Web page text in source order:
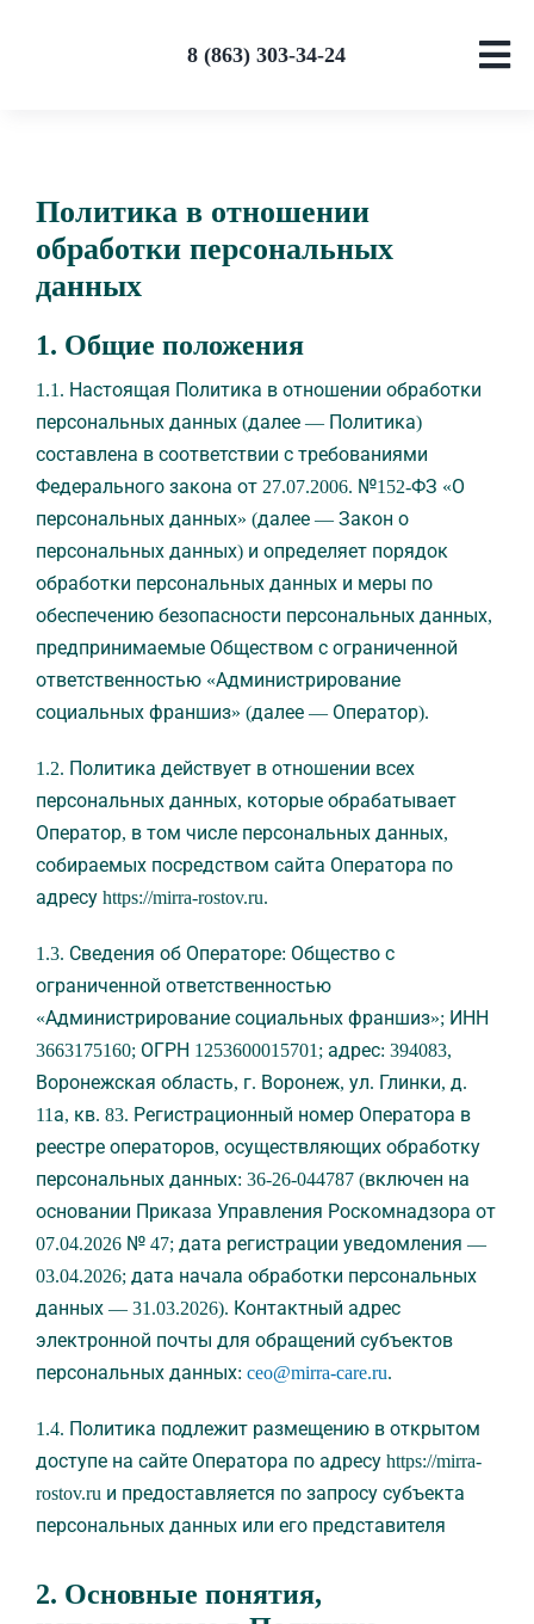
8 (863) 303-34-24
Политика в отношении
обработки персональных
данных
1. Общие положения
1.1. Настоящая Политика в отношении обработки
персональных данных (далее — Политика)
составлена в соответствии с требованиями
Федерального закона от 27.07.2006. №152-ФЗ «О
персональных данных» (далее — Закон о
персональных данных) и определяет порядок
обработки персональных данных и меры по
обеспечению безопасности персональных данных,
предпринимаемые Обществом с ограниченной
ответственностью «Администрирование
социальных франшиз» (далее — Оператор).
1.2. Политика действует в отношении всех
персональных данных, которые обрабатывает
Оператор, в том числе персональных данных,
собираемых посредством сайта Оператора по
адресу https://mirra-rostov.ru.
1.3. Сведения об Операторе: Общество с
ограниченной ответственностью
«Администрирование социальных франшиз»; ИНН
3663175160; ОГРН 1253600015701; адрес: 394083,
Воронежская область, г. Воронеж, ул. Глинки, д.
11а, кв. 83. Регистрационный номер Оператора в
реестре операторов, осуществляющих обработку
персональных данных: 36-26-044787 (включен на
основании Приказа Управления Роскомнадзора от
07.04.2026 № 47; дата регистрации уведомления —
03.04.2026; дата начала обработки персональных
данных — 31.03.2026). Контактный адрес
электронной почты для обращений субъектов
персональных данных: ceo@mirra-care.ru.
1.4. Политика подлежит размещению в открытом
доступе на сайте Оператора по адресу https://mirra-
rostov.ru и предоставляется по запросу субъекта
персональных данных или его представителя
2. Основные понятия,